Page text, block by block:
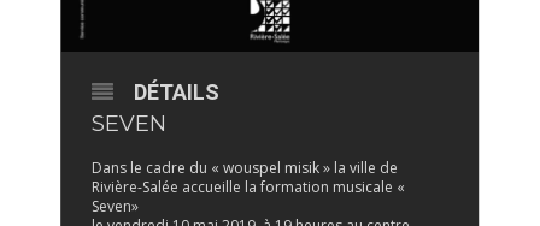
DÉTAILS
SEVEN
Dans le cadre du « wouspel misik » la ville de
Rivière-Salée accueille la formation musicale «
Seven»